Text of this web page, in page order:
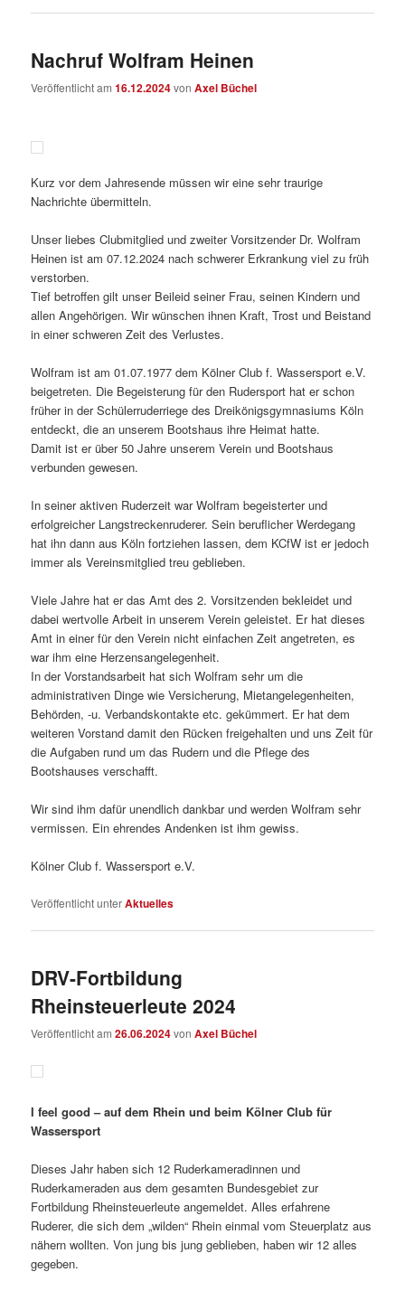
Nachruf Wolfram Heinen
Veröffentlicht am16.12.2024vonAxel Büchel
Kurz vor dem Jahresende müssen wir eine sehr traurige
Nachrichte übermitteln.
Unser liebes Clubmitglied und zweiter Vorsitzender Dr. Wolfram
Heinen ist am 07.12.2024 nach schwerer Erkrankung viel zu früh
verstorben.
Tief betroffen gilt unser Beileid seiner Frau, seinen Kindern und
allen Angehörigen. Wir wünschen ihnen Kraft, Trost und Beistand
in einer schweren Zeit des Verlustes.
Wolfram ist am 01.07.1977 dem Kölner Club f. Wassersport e.V.
beigetreten. Die Begeisterung für den Rudersport hat er schon
früher in der Schülerruderriege des Dreikönigsgymnasiums Köln
entdeckt, die an unserem Bootshaus ihre Heimat hatte.
Damit ist er über 50 Jahre unserem Verein und Bootshaus
verbunden gewesen.
In seiner aktiven Ruderzeit war Wolfram begeisterter und
erfolgreicher Langstreckenruderer. Sein beruflicher Werdegang
hat ihn dann aus Köln fortziehen lassen, dem KCfW ist er jedoch
immer als Vereinsmitglied treu geblieben.
Viele Jahre hat er das Amt des 2. Vorsitzenden bekleidet und
dabei wertvolle Arbeit in unserem Verein geleistet. Er hat dieses
Amt in einer für den Verein nicht einfachen Zeit angetreten, es
war ihm eine Herzensangelegenheit.
In der Vorstandsarbeit hat sich Wolfram sehr um die
administrativen Dinge wie Versicherung, Mietangelegenheiten,
Behörden, -u. Verbandskontakte etc. gekümmert. Er hat dem
weiteren Vorstand damit den Rücken freigehalten und uns Zeit für
die Aufgaben rund um das Rudern und die Pflege des
Bootshauses verschafft.
Wir sind ihm dafür unendlich dankbar und werden Wolfram sehr
vermissen. Ein ehrendes Andenken ist ihm gewiss.
Kölner Club f. Wassersport e.V.
Veröffentlicht unterAktuelles
DRV-Fortbildung
Rheinsteuerleute 2024
Veröffentlicht am26.06.2024vonAxel Büchel
I feel good – auf dem Rhein und beim Kölner Club für
Wassersport
Dieses Jahr haben sich 12 Ruderkameradinnen und
Ruderkameraden aus dem gesamten Bundesgebiet zur
Fortbildung Rheinsteuerleute angemeldet. Alles erfahrene
Ruderer, die sich dem „wilden“ Rhein einmal vom Steuerplatz aus
nähern wollten. Von jung bis jung geblieben, haben wir 12 alles
gegeben.